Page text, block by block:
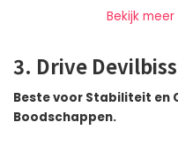
Bekijk
3. Drive
Beste voor Stabiliteit en
Boodschappen.